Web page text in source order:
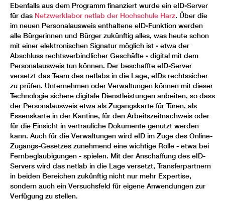
Ebenfalls aus dem Programm finanziert wurde ein eID-Server
für das Netzwerklabor netlab der Hochschule Harz. Über die
im neuen Personalausweis enthaltene eID-Funktion werden
alle Bürgerinnen und Bürger zukünftig alles, was heute schon
mit einer elektronischen Signatur möglich ist - etwa der
Abschluss rechtsverbindlicher Geschäfte - digital mit dem
Personalausweis tun können. Der beschaffte eID-Server
versetzt das Team des netlabs in die Lage, eIDs rechtssicher
zu prüfen. Unternehmen oder Verwaltungen können mit dieser
Technologie sichere digitale Dienstleistungen anbeiten, so dass
der Personalausweis etwa als Zugangskarte für Türen, als
Essenskarte in der Kantine, für den Arbeitszeitnachweis oder
für die Einsicht in vertrauliche Dokumente genutzt werden
kann. Auch für die Verwaltungen wird eID im Zuge des Online-
Zugangs-Gesetzes zunehmend eine wichtige Rolle - etwa bei
Fernbeglaubigungen - spielen. Mit der Anschaffung des eID-
Servers wird das netlab in die Lage versetzt, Transferpartnern
in beiden Bereichen zukünftig nicht nur mehr Expertise,
sondern auch ein Versuchsfeld für eigene Anwendungen zur
Verfügung zu stellen.